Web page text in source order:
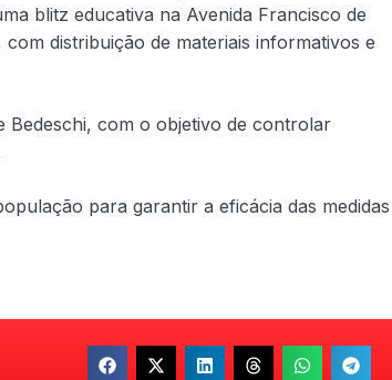
blitz educativa na Avenida Francisco de
distribuição de materiais informativos e
Bedeschi, com o objetivo de controlar
para garantir a eficácia das medidas